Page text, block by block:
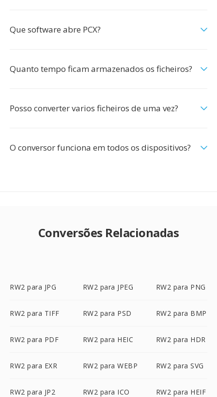
Que software abre PCX?
Quanto tempo ficam armazenados os ficheiros?
Posso converter varios ficheiros de uma vez?
O conversor funciona em todos os dispositivos?
Conversões Relacionadas
RW2 para JPG RW2 para JPEG RW2 para PNG
RW2 para TIFF RW2 para PSD RW2 para BMP
RW2 para PDF RW2 para HEIC RW2 para HDR
RW2 para EXR RW2 para WEBP RW2 para SVG
RW2 para JP2 RW2 para ICO RW2 para HEIF